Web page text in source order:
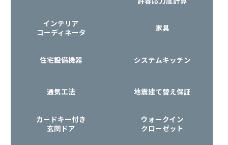
インテリア
コーディネータ
家具
住宅設備機器 システムキッチン
通気工法 地震建て替え保証
カードキー付き
玄関ドア
ウォークイン
クローゼット